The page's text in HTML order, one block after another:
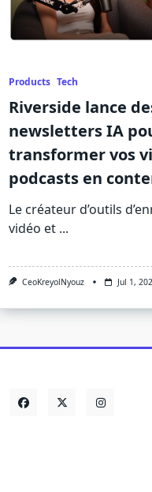
Products Tech
Riverside lance
newsletters IA
transformer vos
podcasts en
Le créateur d’outils
vidéo et ...
CeoKreyolNyouz Jul 1,